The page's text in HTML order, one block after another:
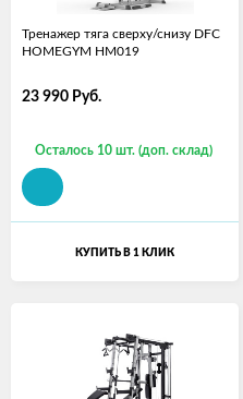
Тренажер тяга сверху/снизу DFC
HOMEGYM HM019
23 990 Руб.
Осталось 10 шт. (доп. склад)
КУПИТЬ В 1 КЛИК